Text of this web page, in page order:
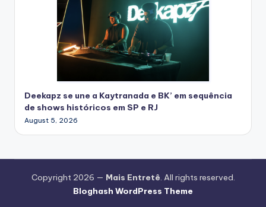
Deekapz se une a Kaytranada e BK’ em sequência
de shows históricos em SP e RJ
August 5, 2026
Copyright 2026 — Mais Entretê. All rights reserved.
Bloghash WordPress Theme